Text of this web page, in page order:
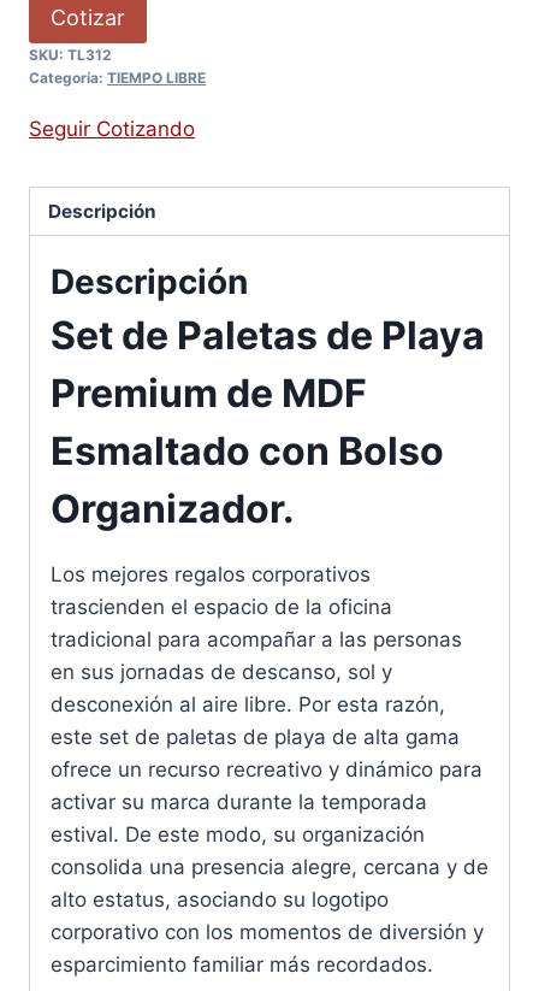
Cotizar
SKU: TL312
Categoría: TIEMPO LIBRE
Seguir Cotizando
Descripción
Descripción
Set de Paletas de Playa
Premium de MDF
Esmaltado con Bolso
Organizador.
Los mejores regalos corporativos
trascienden el espacio de la oficina
tradicional para acompañar a las personas
en sus jornadas de descanso, sol y
desconexión al aire libre. Por esta razón,
este set de paletas de playa de alta gama
ofrece un recurso recreativo y dinámico para
activar su marca durante la temporada
estival. De este modo, su organización
consolida una presencia alegre, cercana y de
alto estatus, asociando su logotipo
corporativo con los momentos de diversión y
esparcimiento familiar más recordados.